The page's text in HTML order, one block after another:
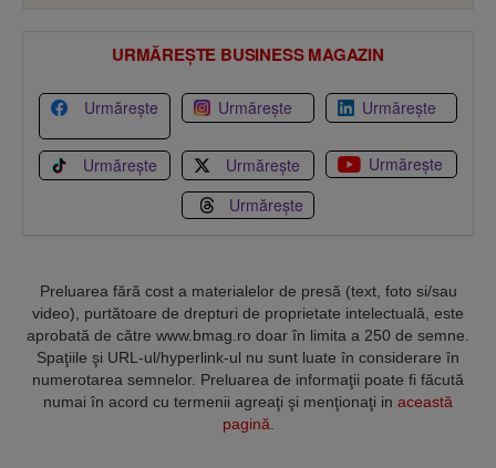
URMĂREȘTE BUSINESS MAGAZIN
Urmărește Urmărește Urmărește
Urmărește Urmărește
Urmărește
Urmărește
Preluarea fără cost a materialelor de presă (text, foto si/sau
video), purtătoare de drepturi de proprietate intelectuală, este
aprobată de către www.bmag.ro doar în limita a 250 de semne.
Spaţiile şi URL-ul/hyperlink-ul nu sunt luate în considerare în
numerotarea semnelor. Preluarea de informaţii poate fi făcută
numai în acord cu termenii agreaţi şi menţionaţi in această
pagină